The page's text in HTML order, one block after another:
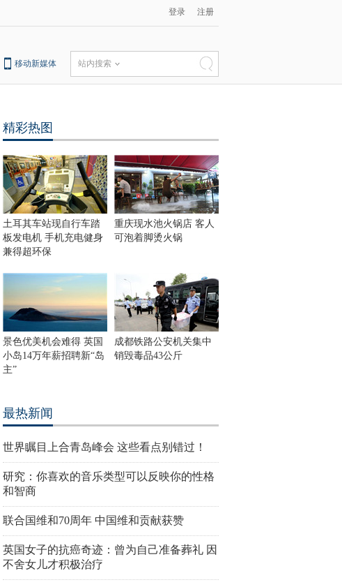
登录 注册
移动新媒体 站内搜索
精彩热图
土耳其车站现自行车踏
板发电机 手机充电健身
兼得超环保
重庆现水池火锅店 客人
可泡着脚烫火锅
景色优美机会难得 英国
小岛14万年薪招聘新“岛
主”
成都铁路公安机关集中
销毁毒品43公斤
最热新闻
世界瞩目上合青岛峰会 这些看点别错过！
研究：你喜欢的音乐类型可以反映你的性格
和智商
联合国维和70周年 中国维和贡献获赞
英国女子的抗癌奇迹：曾为自己准备葬礼 因
不舍女儿才积极治疗